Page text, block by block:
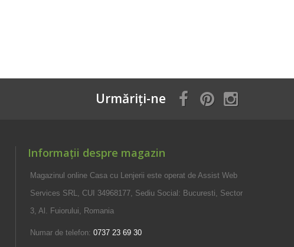
Urmăriți-ne
Informații despre magazin
Magazinul online Casa cu Lenjerii este operat de Assist Web
Services SRL, CUI 34968177, Sediu Social: Bucuresti, Sector
3, Al. Fuiorului, Romania
Numar de telefon: 0737 23 69 30